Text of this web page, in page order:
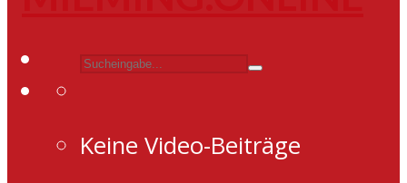
Keine Video-Beiträge